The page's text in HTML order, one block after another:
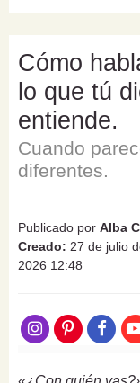
Cómo
lo que tú
entiende.
Cuando
diferentes.
Publicado por Alba
Creado: 27 de julio
2026 12:48